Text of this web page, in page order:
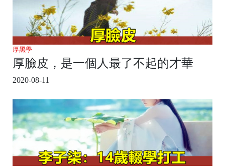
厚黑學
厚臉皮，是一個人最了不起的才華
2020-08-11